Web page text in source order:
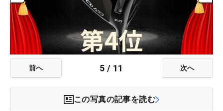
前へ 5 / 11 次へ
この写真の記事を読む